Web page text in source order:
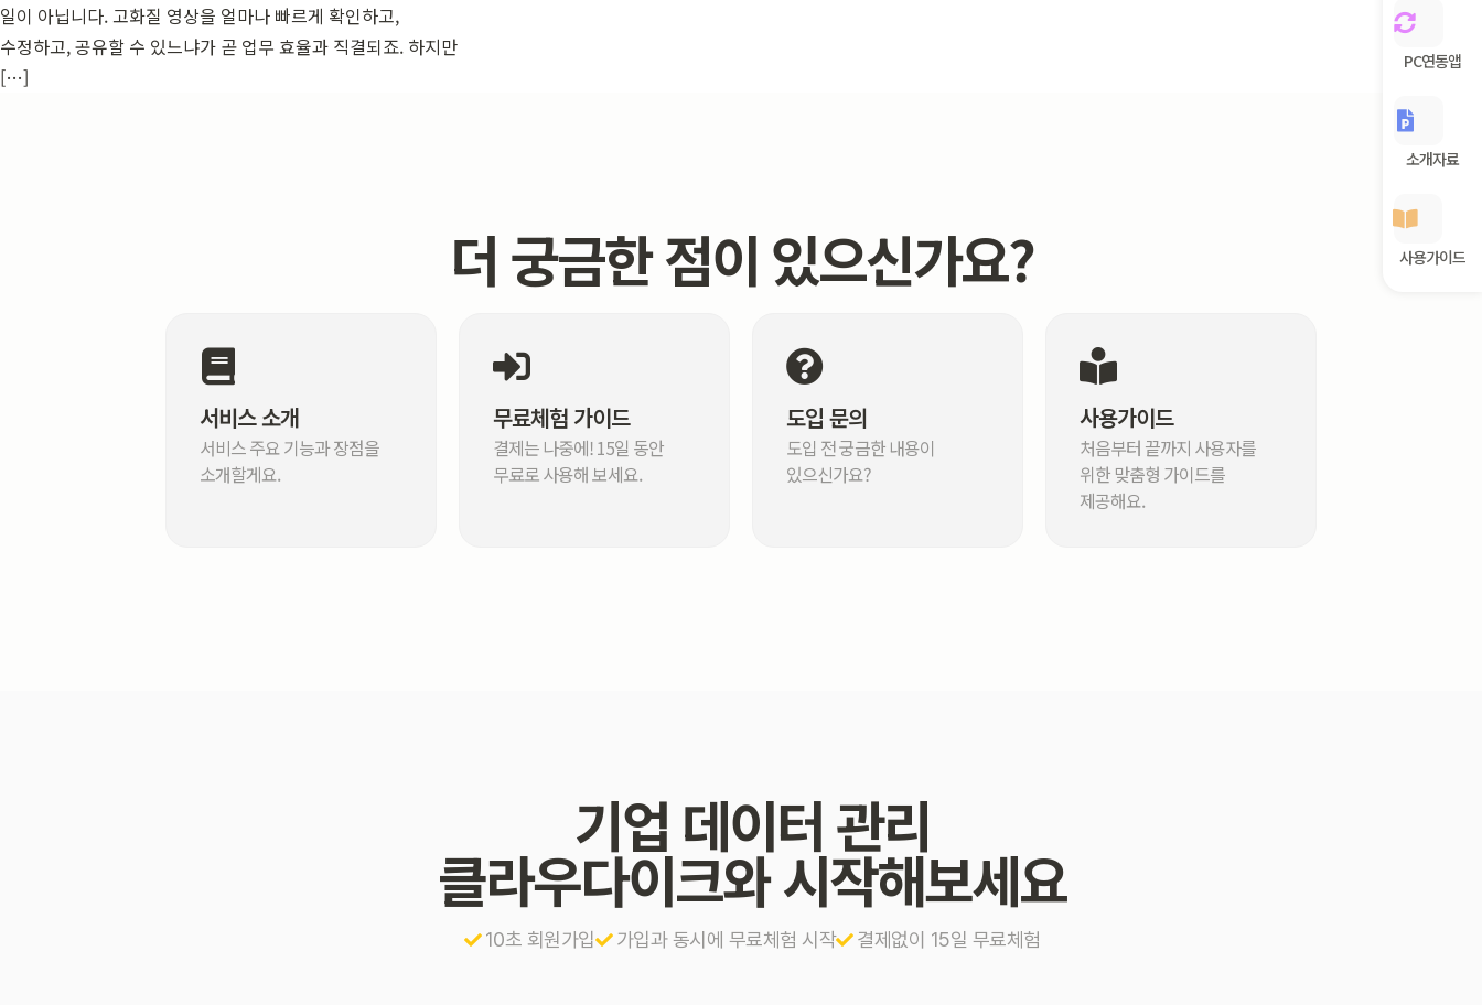
PC연동앱
소개자료
사용가이드
일이 아닙니다. 고화질 영상을 얼마나 빠르게 확인하고,
수정하고, 공유할 수 있느냐가 곧 업무 효율과 직결되죠. 하지만
[…]
더 궁금한 점이 있으신가요?
서비스 소개
서비스 주요 기능과 장점을
소개할게요.
무료체험 가이드
결제는 나중에! 15일 동안
무료로 사용해 보세요.
도입 문의
도입 전 궁금한 내용이
있으신가요?
사용가이드
처음부터 끝까지 사용자를
위한 맞춤형 가이드를
제공해요.
기업 데이터 관리
클라우다이크와 시작해보세요
10초 회원가입 가입과 동시에 무료체험 시작 결제없이 15일 무료체험